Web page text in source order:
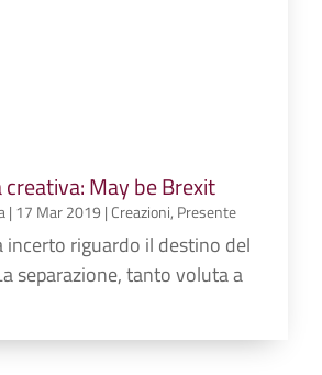
May be Brexit
| 17 Mar 2019 |Creazioni, Presente
incerto riguardo il destino del
separazione, tanto voluta a